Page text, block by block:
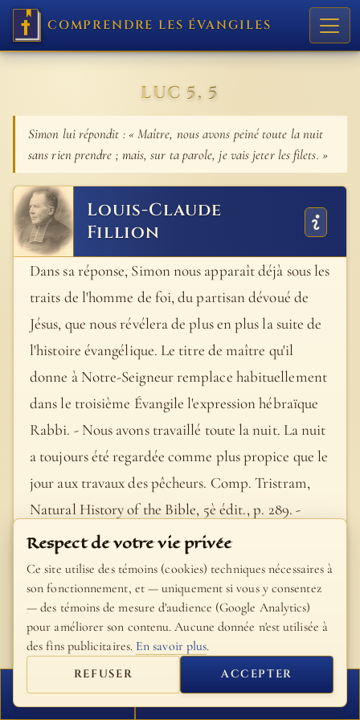
COMPRENDRE LES ÉVANGILES
LUC 5, 5
Simon lui répondit : « Maître, nous avons peiné toute la nuit
sans rien prendre ; mais, sur ta parole, je vais jeter les filets. »
Louis-Claude
Fillion
Dans sa réponse, Simon nous apparaît déjà sous les
traits de l'homme de foi, du partisan dévoué de
Jésus, que nous révélera de plus en plus la suite de
l'histoire évangélique. Le titre de maître qu'il
donne à Notre-Seigneur remplace habituellement
dans le troisième Évangile l'expression hébraïque
Rabbi. - Nous avons travaillé toute la nuit. La nuit
a toujours été regardée comme plus propice que le
jour aux travaux des pêcheurs. Comp. Tristram,
Natural History of the Bible, 5è édit., p. 289. -
Sans rien prendre. S. Pierre insinuait
délicatement par là qu'il était peu probable qu'une
nouvelle tentative réussît mieux en plein jour.
Néanmoins, ajouta-t-il d'un ton décidé, la parole
de Jésus serait pour lui un ordre auquel il voulait
immédiatement obéir, persuadé que cette fois il
ne travaillerait pas en vain. Remarquez l'emploi
FERMER PROCHAIN VERSET
Respect de votre vie privée
Ce site utilise des témoins (cookies) techniques nécessaires à
son fonctionnement, et — uniquement si vous y consentez
— des témoins de mesure d'audience (Google Analytics)
pour améliorer son contenu. Aucune donnée n'est utilisée à
des fins publicitaires. En savoir plus.
REFUSER ACCEPTER